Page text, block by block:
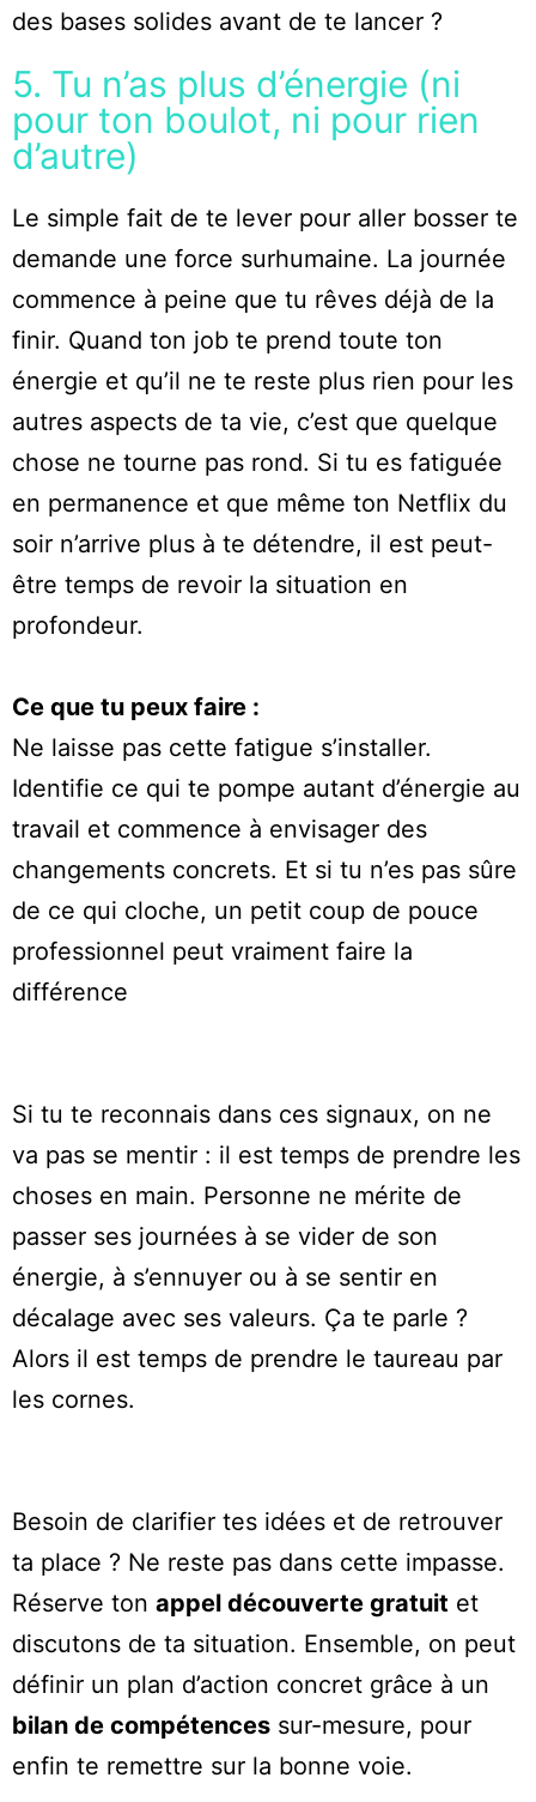
des bases solides avant de te lancer ?
5. Tu n’as plus d’énergie (ni
pour ton boulot, ni pour rien
d’autre)
Le simple fait de te lever pour aller bosser te
demande une force surhumaine. La journée
commence à peine que tu rêves déjà de la
finir. Quand ton job te prend toute ton
énergie et qu’il ne te reste plus rien pour les
autres aspects de ta vie, c’est que quelque
chose ne tourne pas rond. Si tu es fatiguée
en permanence et que même ton Netflix du
soir n’arrive plus à te détendre, il est peut-
être temps de revoir la situation en
profondeur.
Ce que tu peux faire :
Ne laisse pas cette fatigue s’installer.
Identifie ce qui te pompe autant d’énergie au
travail et commence à envisager des
changements concrets. Et si tu n’es pas sûre
de ce qui cloche, un petit coup de pouce
professionnel peut vraiment faire la
différence
Si tu te reconnais dans ces signaux, on ne
va pas se mentir : il est temps de prendre les
choses en main. Personne ne mérite de
passer ses journées à se vider de son
énergie, à s’ennuyer ou à se sentir en
décalage avec ses valeurs. Ça te parle ?
Alors il est temps de prendre le taureau par
les cornes.
Besoin de clarifier tes idées et de retrouver
ta place ? Ne reste pas dans cette impasse.
Réserve ton appel découverte gratuit et
discutons de ta situation. Ensemble, on peut
définir un plan d’action concret grâce à un
bilan de compétences sur-mesure, pour
enfin te remettre sur la bonne voie.